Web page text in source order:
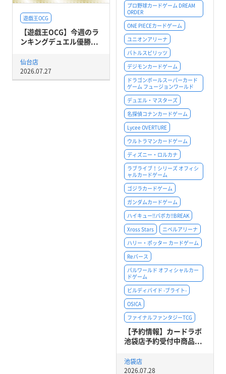
プロ野球カードゲーム DREAM
ORDER
ONE PIECEカードゲーム
ユニオンアリーナ
バトルスピリッツ
デジモンカードゲーム
ドラゴンボールスーパーカード
ゲーム フュージョンワールド
デュエル・マスターズ
名探偵コナンカードゲーム
Lycee OVERTURE
ウルトラマンカードゲーム
ディズニー・ロルカナ
ラブライブ！シリーズ オフィシ
ャルカードゲーム
ゴジラカードゲーム
ガンダムカードゲーム
ハイキュー!!バボカ!!BREAK
Xross Stars
ニベルアリーナ
ハリー・ポッター カードゲーム
Reバース
パルワールド オフィシャルカー
ドゲーム
ビルディバイド -ブライト-
OSICA
ファイナルファンタジーTCG
【予約情報】カードラボ
池袋店予約受付中商品...
池袋店
2026.07.28
遊戯王OCG
【遊戯王OCG】今週のラ
ンキングデュエル優勝...
仙台店
2026.07.27